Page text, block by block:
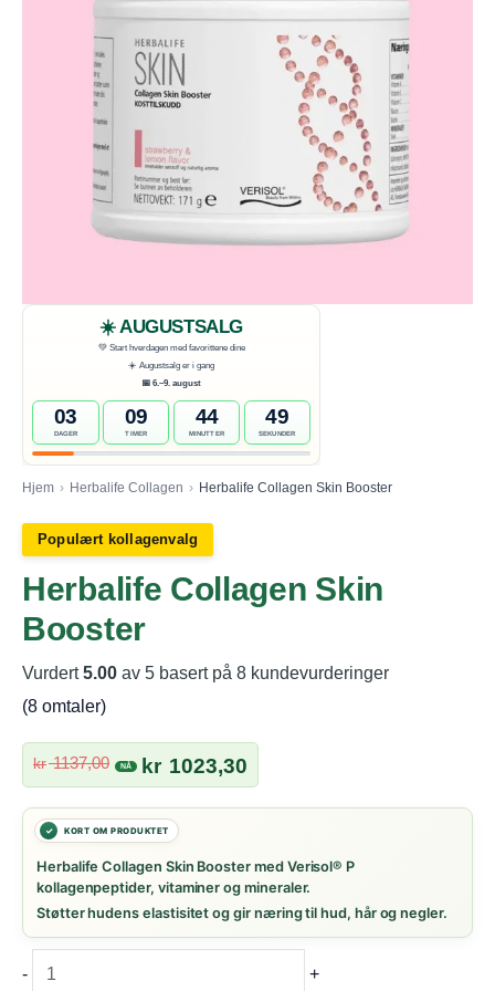
☀️ AUGUSTSALG
💚 Start hverdagen med favorittene dine
☀️ Augustsalg er i gang
📅 6.–9. august
Hjem › Herbalife Collagen › Herbalife Collagen Skin Booster
Populært kollagenvalg
Herbalife Collagen Skin
Booster
Vurdert5.00 av 5 basert på 8 kundevurderinger
(8 omtaler)
kr1137,00 Opprinnelig
pris
var:
kr 1137,00.
kr 1023,30
pris
er:
Herbalife Collagen Skin Booster med Verisol® P
kollagenpeptider, vitaminer og mineraler.
Støtter hudens elastisitet og gir næring til hud, hår og negler.
-
Herbalife
+